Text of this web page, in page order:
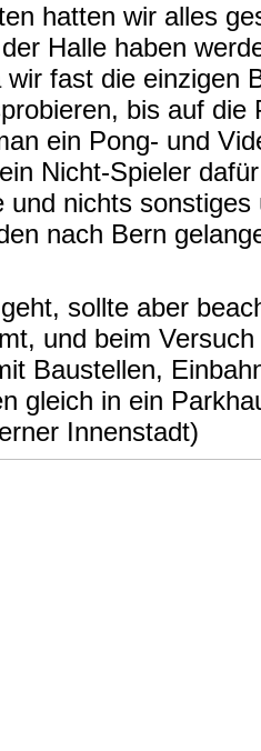
hatten wir alles
Halle haben
fast die einzigen
bis auf
ein Pong- und
Nicht-Spieler
und nichts
nach Bern
sollte aber
und beim
Baustellen,
gleich in ein
Innenstadt)